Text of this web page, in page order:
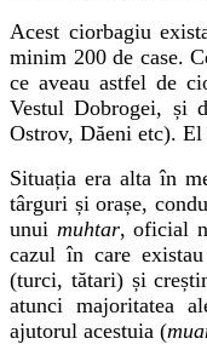
Acest ciorbagiu
minim 200 de case.
ce aveau astfel de
Vestul Dobrogei, și
Ostrov, Dăeni etc). El
Situația era alta în
târguri și orașe,
unui muhtar, oficial
cazul în care
(turci, tătari) și
atunci majoritatea
ajutorul acestuia (